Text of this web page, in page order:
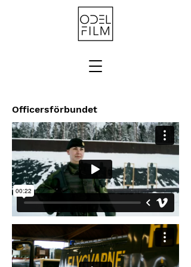
Officersförbundet